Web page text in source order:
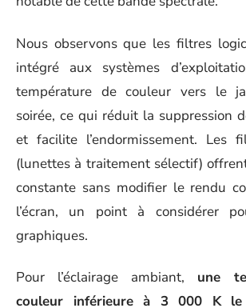
Nous observons que les filtres
intégré aux systèmes
température de couleur vers le
soirée, ce qui réduit la suppression
et facilite l’endormissement. Les
(lunettes à traitement sélectif)
constante sans modifier le rendu
l’écran, un point à considérer
graphiques.
Pour l’éclairage ambiant, une
couleur inférieure à 3 000 K